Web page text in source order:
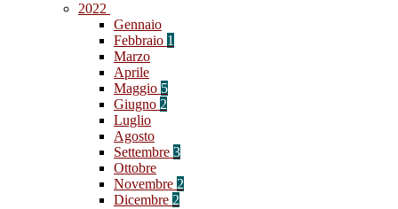
2022
Gennaio
Febbraio 1
Marzo
Aprile
Maggio 5
Giugno 2
Luglio
Agosto
Settembre 3
Ottobre
Novembre 2
Dicembre 2